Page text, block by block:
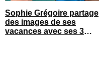
Sophie Grégoire partage
des images de ses
vacances avec ses 3